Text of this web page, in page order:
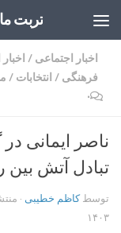
تربت ما
اخبار اجتماعی /
فرهنگی / انتخابات /
۰
ناصر ایمانی
تبادل آتش بین
توسطکاظم خطیبی ·
۱۴۰۳